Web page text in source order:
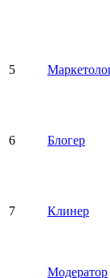
5
6 Блогер
7 Клинер
Модератор